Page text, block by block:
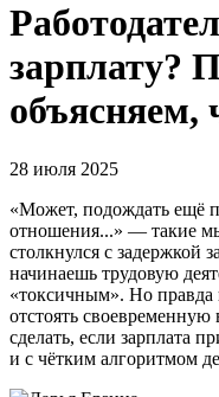
зарплату?
объясняем,
28 июля 2025
«Может, подождать ещё
отношения...» — такие
столкнулся с задержкой
начинаешь трудовую
«токсичным». Но правда
отстоять
сделать, если зарплата
и с чётким алгоритмом